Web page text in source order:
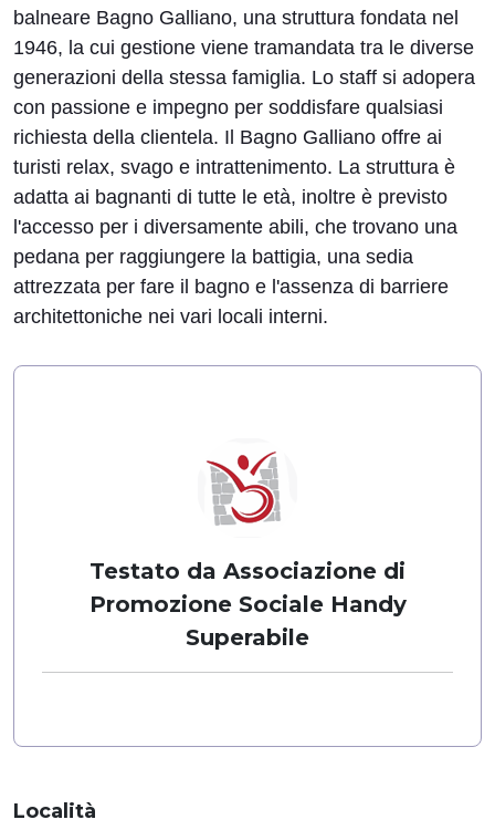
balneare Bagno Galliano, una struttura fondata nel
1946, la cui gestione viene tramandata tra le diverse
generazioni della stessa famiglia. Lo staff si adopera
con passione e impegno per soddisfare qualsiasi
richiesta della clientela. Il Bagno Galliano offre ai
turisti relax, svago e intrattenimento. La struttura è
adatta ai bagnanti di tutte le età, inoltre è previsto
l'accesso per i diversamente abili, che trovano una
pedana per raggiungere la battigia, una sedia
attrezzata per fare il bagno e l'assenza di barriere
architettoniche nei vari locali interni.
Testato da Associazione di
Promozione Sociale Handy
Superabile
Località